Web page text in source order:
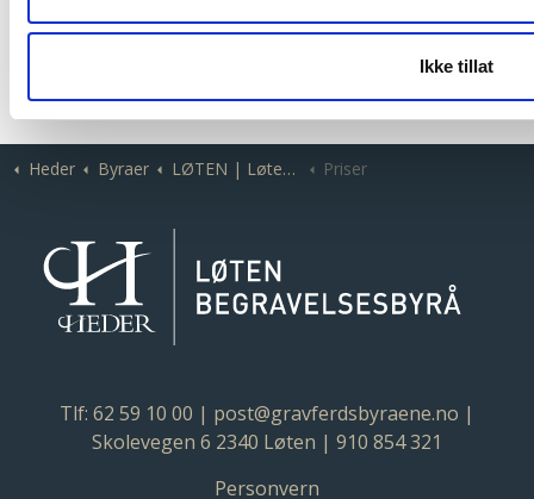
Ikke tillat
Solist Kr.
MVA er inkudert i de beløp som er momsbelagt.
Heder Byraer LØTEN | Løten Begravelsesbyrå Priser
Tlf: 62 59 10 00 | post@gravferdsbyraene.no |
Skolevegen 6 2340 Løten | 910 854 321
Personvern